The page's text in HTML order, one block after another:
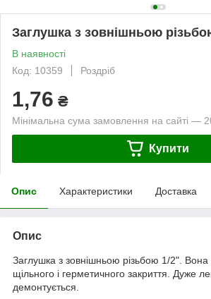
Заглушка з зовнішньою
В наявності
Код: 10359
Роздріб
1,76 ₴
Мінімальна сума замовлення на сайті —
Купити
Опис Характеристики Доставка
Опис
Заглушка з зовнішньою різьбою 1/2".
щільного і герметичного закриття. Дуже
демонтується.